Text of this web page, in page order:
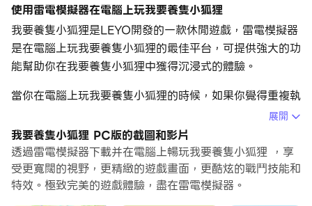
使用雷電模擬器在電腦上玩我要養隻小狐狸
我要養隻小狐狸是LEYO開發的一款休閒遊戲，雷電模擬器
是在電腦上玩我要養隻小狐狸的最佳平台，可提供強大的功
能幫助你在我要養隻小狐狸中獲得沉浸式的體驗。
當你在電腦上玩我要養隻小狐狸的時候，如果你覺得重複執
行一個動作或任務很費時間很無聊，別擔心，巨集指令功能
可以幫你解決你的煩惱！你只需要點擊螢幕記錄功能來記錄
你的操作，然後把它留給巨集指令來解決。巨集指令功能完
全自動化您的操作，讓您以最少的努力輕鬆贏得遊戲！！現
在就開始在電腦上下載和玩我要養隻小狐狸吧！
展開
我要養隻小狐狸 PC版的截圖和影片
透過雷電模擬器下載并在電腦上暢玩我要養隻小狐狸 ，享
受更寬闊的視野，更精緻的遊戲畫面，更酷炫的戰鬥技能和
特效。極致完美的遊戲體驗，盡在雷電模擬器。